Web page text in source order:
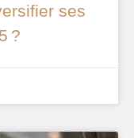
ses
?